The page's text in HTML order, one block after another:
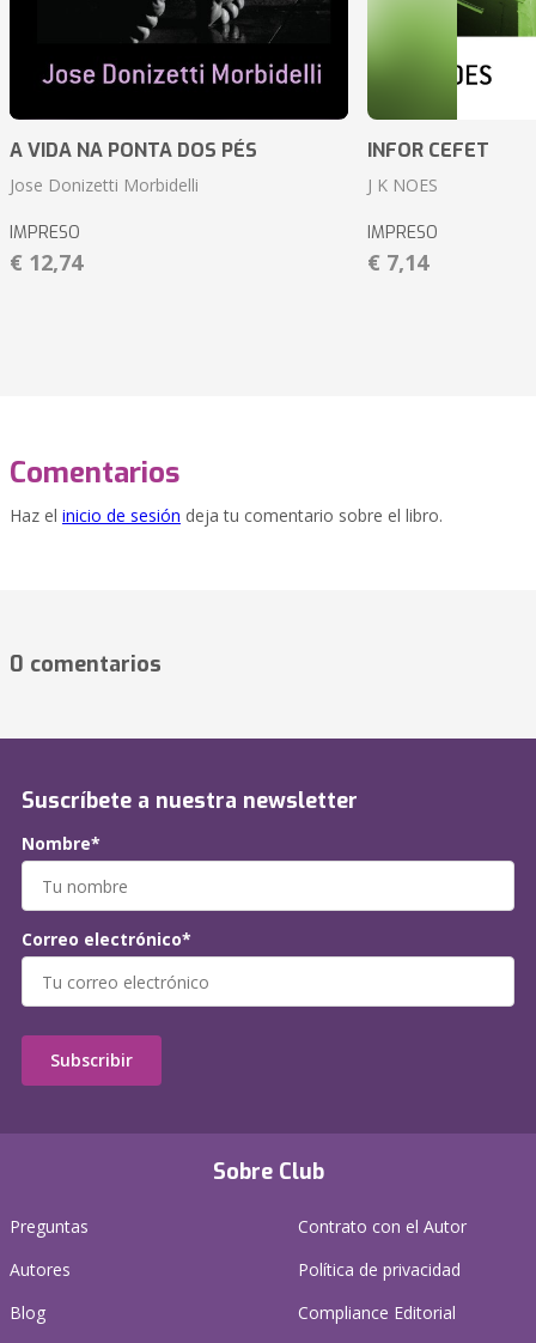
A VIDA NA PONTA DOS PÉS
Jose Donizetti Morbidelli
IMPRESO
€ 12,74
INFOR CEFET
J K NOES
IMPRESO
€ 7,14
Comentarios
Haz el inicio de sesión deja tu comentario sobre el libro.
0 comentarios
Sobre Club
Preguntas
Autores
Blog
Contrato con el Autor
Política de privacidad
Compliance Editorial
Suscríbete a nuestra newsletter
Nombre*
Correo electrónico*
Subscribir